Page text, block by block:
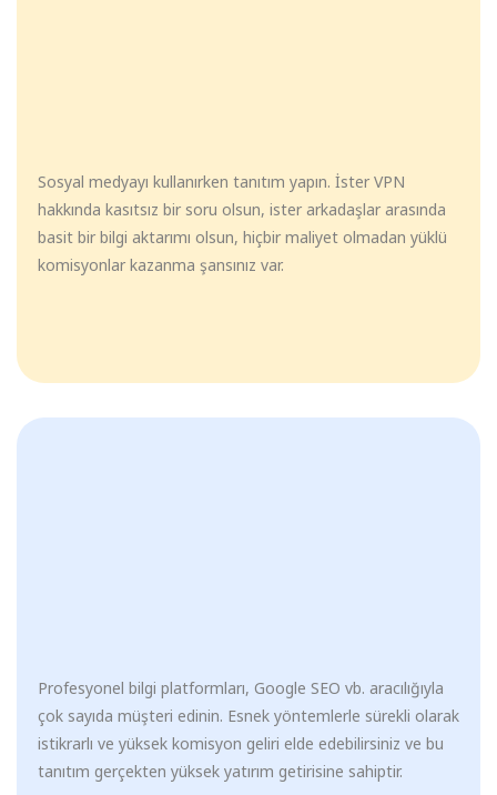
Sosyal medyayı kullanırken tanıtım yapın. İster VPN
hakkında kasıtsız bir soru olsun, ister arkadaşlar arasında
basit bir bilgi aktarımı olsun, hiçbir maliyet olmadan yüklü
komisyonlar kazanma şansınız var.
Profesyonel bilgi platformları, Google SEO vb. aracılığıyla
çok sayıda müşteri edinin. Esnek yöntemlerle sürekli olarak
istikrarlı ve yüksek komisyon geliri elde edebilirsiniz ve bu
tanıtım gerçekten yüksek yatırım getirisine sahiptir.